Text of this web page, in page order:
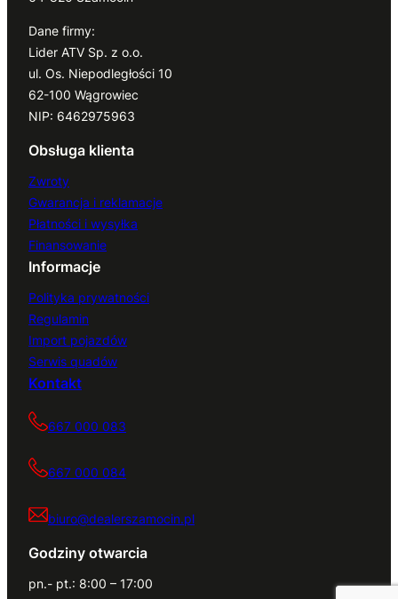
Dane firmy:
Lider ATV Sp. z o.o.
ul. Os. Niepodległości 10
62-100 Wągrowiec
NIP: 6462975963
Obsługa klienta
Zwroty
Gwarancja i reklamacje
Płatności i wysyłka
Finansowanie
Informacje
Polityka prywatności
Regulamin
Import pojazdów
Serwis quadów
Kontakt
667 000 083
667 000 084
biuro@dealerszamocin.pl
Godziny otwarcia
pn.- pt.: 8:00 – 17:00